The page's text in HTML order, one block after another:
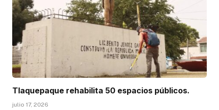
Tlaquepaque rehabilita 50 espacios públicos.
julio 17, 2026